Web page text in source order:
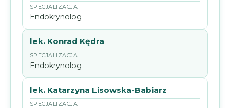
Endokrynolog
lek. Konrad Kędra
Endokrynolog
lek. Katarzyna Lisowska-Babiarz